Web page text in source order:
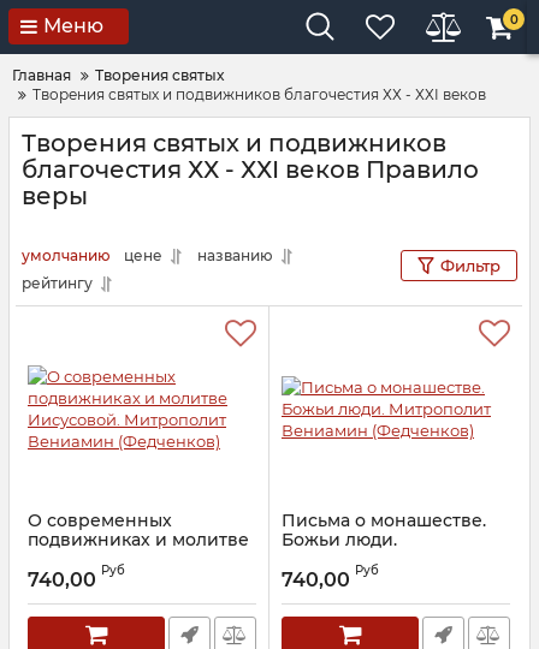
Меню 0
Главная
Творения святых
Творения святых и подвижников благочестия ХХ - ХХI веков
Творения святых и подвижников
благочестия ХХ - ХХI веков Правило
веры
умолчанию цене
названию
рейтингу
Фильтр
О современных
подвижниках и молитве
Иисусовой. Митрополит
Вениамин (Федченков)
Артикул: 14462
740,00 Руб
Письма о монашестве.
Божьи люди.
Митрополит Вениамин
(Федченков)
Артикул: 25896
740,00 Руб